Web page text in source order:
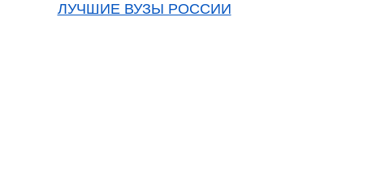
ЛУЧШИЕ ВУЗЫ РОССИИ